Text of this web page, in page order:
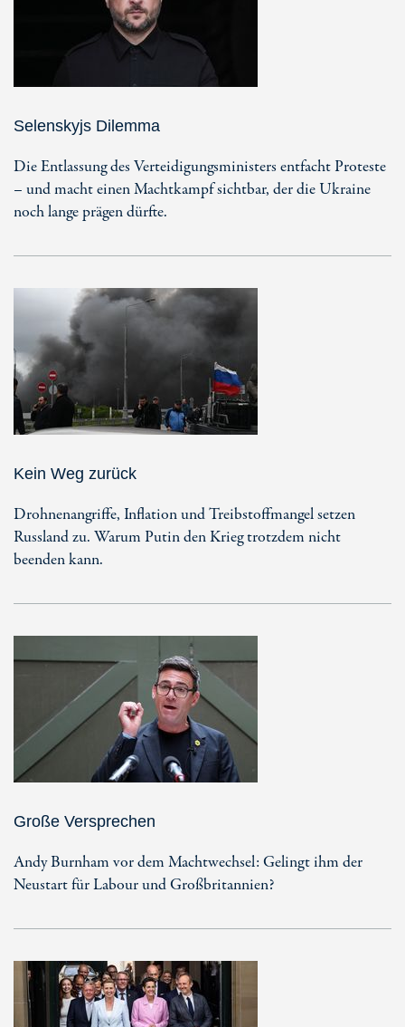
Selenskyjs Dilemma
Die Entlassung des Verteidigungsministers entfacht Proteste
– und macht einen Machtkampf sichtbar, der die Ukraine
noch lange prägen dürfte.
Kein Weg zurück
Drohnenangriffe, Inflation und Treibstoffmangel setzen
Russland zu. Warum Putin den Krieg trotzdem nicht
beenden kann.
Große Versprechen
Andy Burnham vor dem Machtwechsel: Gelingt ihm der
Neustart für Labour und Großbritannien?